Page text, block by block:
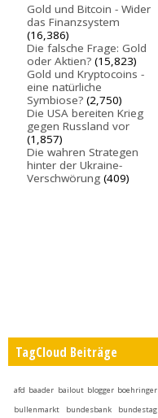
Gold und Bitcoin - Wider
das Finanzsystem
(16,386)
Die falsche Frage: Gold
oder Aktien? (15,823)
Gold und Kryptocoins -
eine natürliche
Symbiose? (2,750)
Die USA bereiten Krieg
gegen Russland vor
(1,857)
Die wahren Strategen
hinter der Ukraine-
Verschwörung (409)
TagCloud Beiträge
afd baader bailout blogger boehringer
bullenmarkt
bundesbank
bundestag